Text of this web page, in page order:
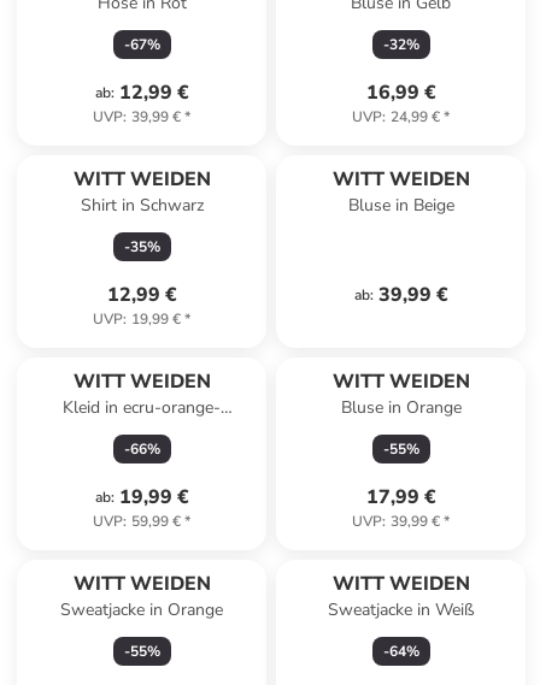
-67%
ab: 12,99 €
UVP: 39,99 €*
-32%
16,99 €
UVP: 24,99 €*
WITT WEIDEN
Shirt in Schwarz
-35%
12,99 €
UVP: 19,99 €*
WITT WEIDEN
Bluse in Beige
ab: 39,99 €
WITT WEIDEN
Kleid in ecru-orange-
gemustert
-66%
ab: 19,99 €
UVP: 59,99 €*
WITT WEIDEN
Bluse in Orange
-55%
17,99 €
UVP: 39,99 €*
WITT WEIDEN
Sweatjacke in Orange
-55%
WITT WEIDEN
Sweatjacke in Weiß
-64%